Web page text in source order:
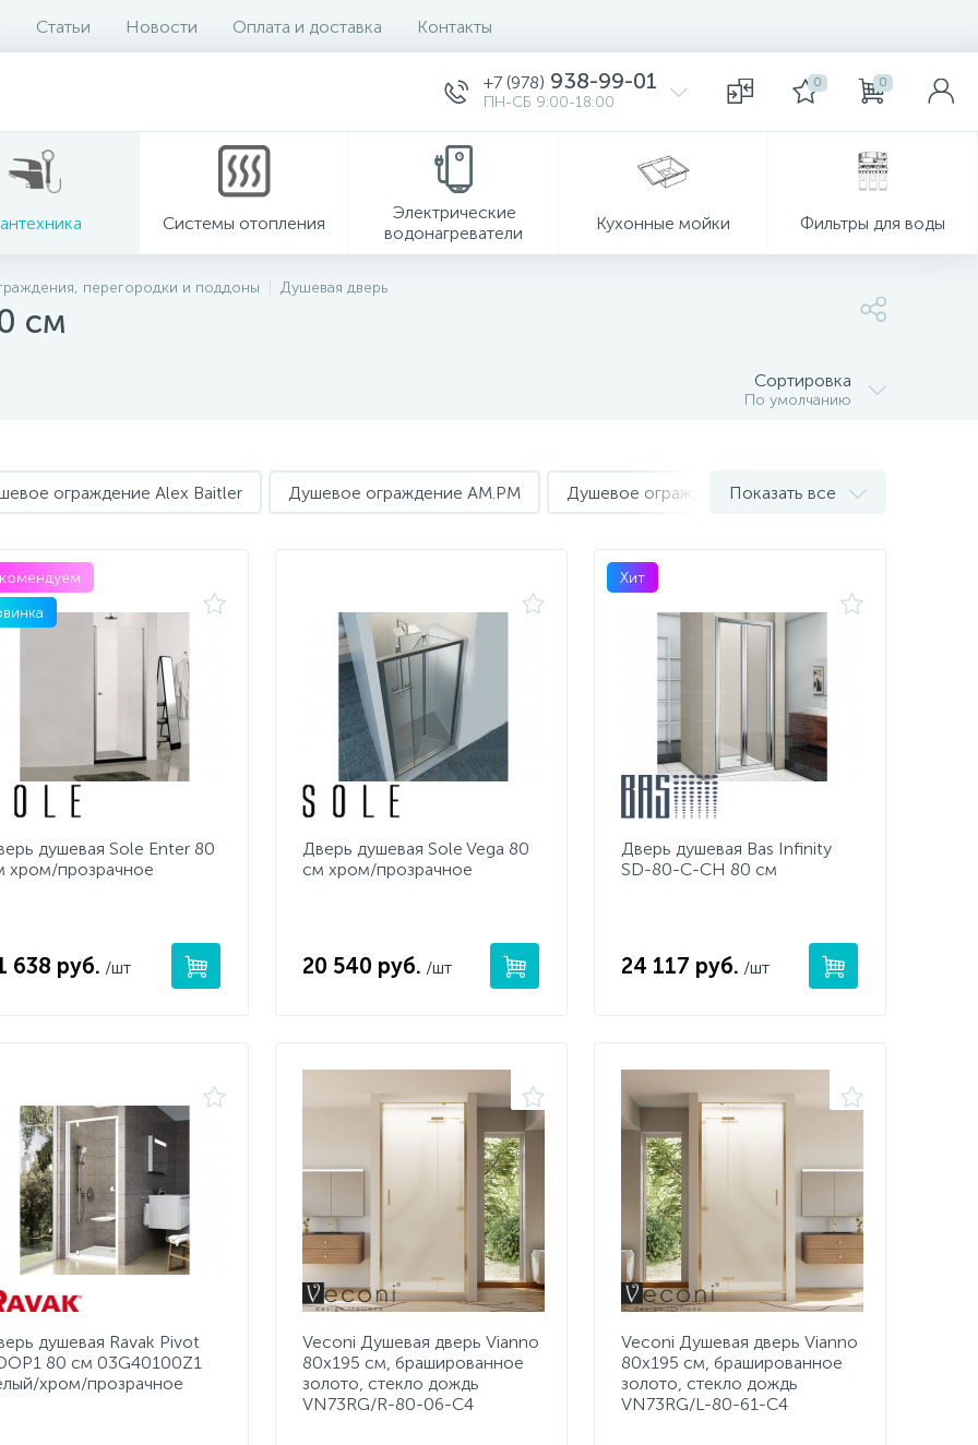
Статьи Новости Оплата и доставка Контакты
+7 (978) 938-99-01
ПН-СБ 9:00-18:00
0 0
Системы отопления
Электрические
водонагреватели
Кухонные мойки Фильтры для воды
перегородки и поддоны Душевая дверь
см
Сортировка
По умолчанию
ограждение Alex Baitler Душевое ограждение AM.PM Душевое ограждение Appollo Душевое
Показать все
душевая Sole Enter 80
хром/прозрачное
638 руб. /шт
Дверь душевая Sole Vega 80
см хром/прозрачное
20 540 руб. /шт
Хит
Дверь душевая Bas Infinity
SD-80-C-CH 80 см
24 117 руб. /шт
душевая Ravak Pivot
80 см 03G40100Z1
хром/прозрачное
Veconi Душевая дверь Vianno
80х195 см, брашированное
золото, стекло дождь
VN73RG/R-80-06-C4
Veconi Душевая дверь Vianno
80х195 см, брашированное
золото, стекло дождь
VN73RG/L-80-61-C4